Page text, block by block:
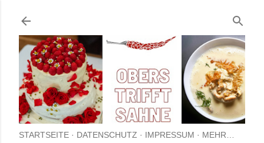
STARTSEITE DATENSCHUTZ IMPRESSUM MEHR…